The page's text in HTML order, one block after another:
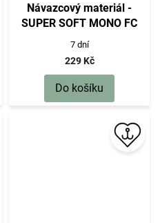
Návazcový materiál -
SUPER SOFT MONO FC
COATED
1.30mm/50m/78kg - 1 ks
7 dní
229 Kč
Do košíku